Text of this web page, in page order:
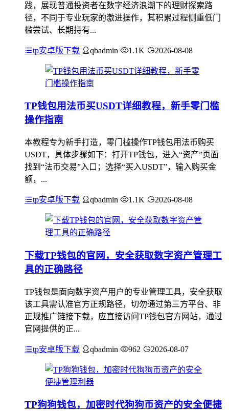
践，展现普通投资者在数字经济浪潮下的理财探索路
径，不同于专业玩家的激进操作，其积累过程侧重低门
槛尝试、长期持有...
tp安卓版下载 qbadmin 1.1K 2026-08-08
TP钱包用法币买USDT详细教程，新手零门槛
操作指南
本教程专为新手打造，零门槛操作TP钱包用法币购买
USDT，具体步骤如下：打开TP钱包，进入“资产”页面
找到“法币交易”入口；选择“买入USDT”，输入购买金
额，...
tp安卓版下载 qbadmin 1.1K 2026-08-08
下载TP钱包的官网，安全获取数字资产管理工
具的正确路径
TP钱包是面向数字资产用户的专业管理工具，安全获取
该工具需认准官方正规路径，切勿通过第三方平台、非
正规推广链接下载，应直接访问TP钱包官方网站，通过
官网提供的正...
tp安卓版下载 qbadmin 962 2026-08-07
TP狗狗钱包，加密时代狗狗币资产的安全便捷